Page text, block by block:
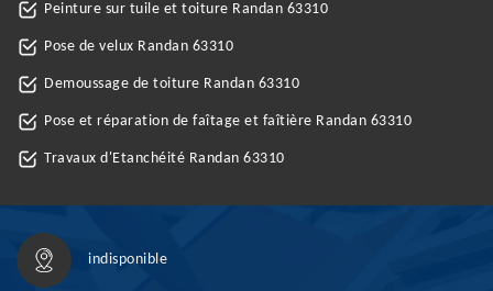
Peinture sur tuile et toiture Randan 63310
Pose de velux Randan 63310
Demoussage de toiture Randan 63310
Pose et réparation de faîtage et faîtière Randan 63310
Travaux d'Etanchéité Randan 63310
indisponible